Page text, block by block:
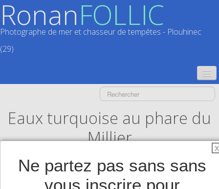
RonanFOLLIC
Photographe de mer et chasseur de tempêtes - Plouhinec
(29)
LIVRES▼
Eaux turquoise au phare du
Millier
X
Ne partez pas sans sans
vous inscrire pour